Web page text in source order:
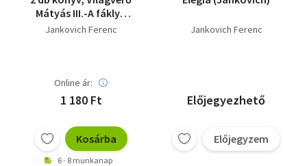
Mátyás III.-A fáklya
kilobbant, Dunántúli
Jankovich Ferenc
Online ár:
1 180 Ft
Kosárba
6 - 8 munkanap
Jankovich Ferenc
Előjegyezhető
Előjegyzem